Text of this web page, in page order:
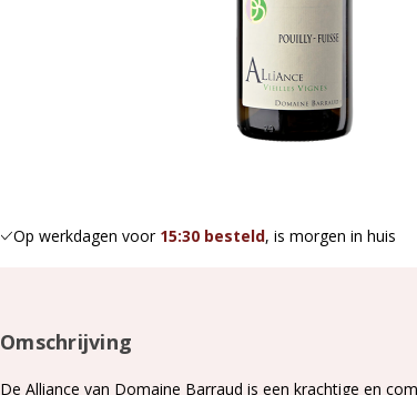
Op werkdagen voor 15:30 besteld, is morgen in huis
Omschrijving
De Alliance van Domaine Barraud is een krachtige en